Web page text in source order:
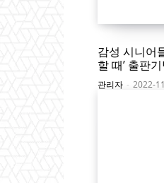
감성 시니어
할 때’ 출판
관리자 - 2022-